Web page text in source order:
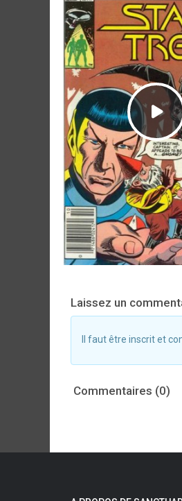
Laissez un
Il faut être inscrit et
Commentaires (0)